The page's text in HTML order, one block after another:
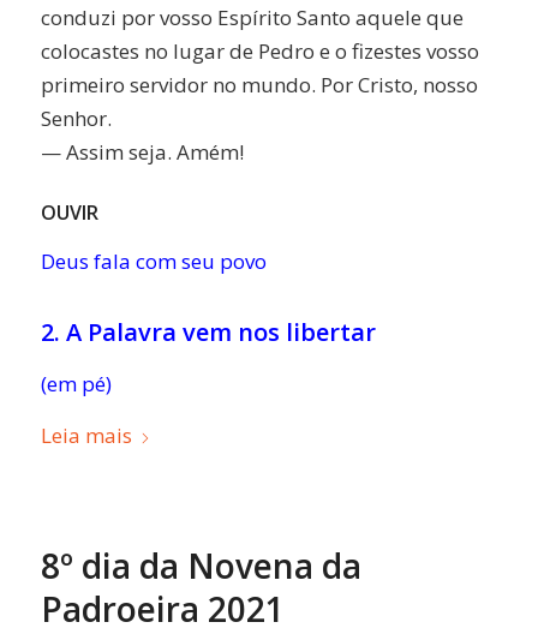
conduzi por vosso Espírito Santo aquele que
colocastes no lugar de Pedro e o fizestes vosso
primeiro servidor no mundo. Por Cristo, nosso
Senhor.
— Assim seja. Amém!
OUVIR
Deus fala com seu povo
2. A Palavra vem nos libertar
(em pé)
Leia mais
8º dia da Novena da
Padroeira 2021